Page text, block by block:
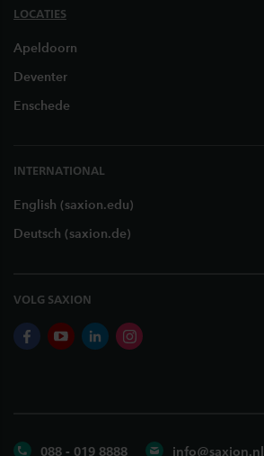
LOCATIES
Apeldoorn
Deventer
Enschede
INTERNATIONAL
English (saxion.edu)
Deutsch (saxion.de)
VOLG SAXION
facebookyoutubelinkedininstagram
088 - 019 8888 info@saxion.nl